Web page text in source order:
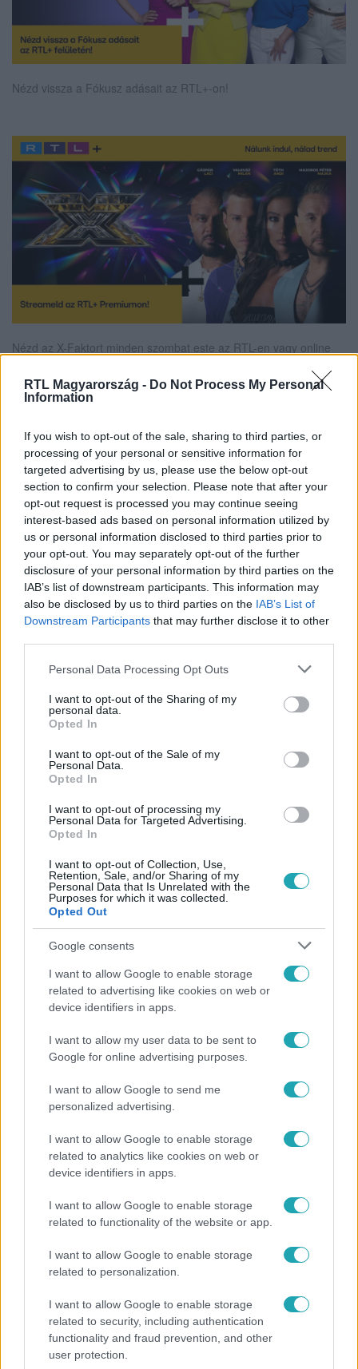
RTL Magyarország - Do Not Process My Personal
Information
If you wish to opt-out of the sale, sharing to third parties, or
processing of your personal or sensitive information for
targeted advertising by us, please use the below opt-out
section to confirm your selection. Please note that after your
opt-out request is processed you may continue seeing
interest-based ads based on personal information utilized by
us or personal information disclosed to third parties prior to
your opt-out. You may separately opt-out of the further
disclosure of your personal information by third parties on the
IAB’s list of downstream participants. This information may
also be disclosed by us to third parties on the IAB’s List of
Downstream Participants that may further disclose it to other
Please note that this website/app uses one or more Google
not limited to your visit or usage behaviour. You may click to
grant or deny consent to Google and its third-party tags to
use your data for below specified purposes in below Google
consent section.
Personal Data Processing Opt Outs
I want to opt-out of the Sharing of my
personal data.
Opted In
I want to opt-out of the Sale of my
Personal Data.
Opted In
I want to opt-out of processing my
Personal Data for Targeted Advertising.
Opted In
I want to opt-out of Collection, Use,
Retention, Sale, and/or Sharing of my
Personal Data that Is Unrelated with the
Purposes for which it was collected.
Opted Out
Google consents
I want to allow Google to enable storage
related to advertising like cookies on web or
device identifiers in apps.
I want to allow my user data to be sent to
Google for online advertising purposes.
I want to allow Google to send me
personalized advertising.
I want to allow Google to enable storage
related to analytics like cookies on web or
device identifiers in apps.
I want to allow Google to enable storage
related to functionality of the website or app.
I want to allow Google to enable storage
related to personalization.
I want to allow Google to enable storage
related to security, including authentication
functionality and fraud prevention, and other
user protection.
Nézd vissza a Fókusz adásait az RTL+-on!
Nézd az X-Faktort minden szombat este az RTL-en vagy online
Itt állítsd be, hogy az RTL.hu az elsők között
legyen a Google-találatokban!
CELEBKLUB D.TÓTH ANDRÁS FÓKUSZ
SZÜLETÉSNAP #VASTAG TOMI #X-FAKTOR
INZULINREZISZTENCIA
Népszerű
Reggeli
„Magyarként nekem nagyon fura volt” – Pusztai
Olivér elárulta, milyen valójában az élet a világ